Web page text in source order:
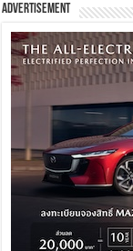
Advertisement